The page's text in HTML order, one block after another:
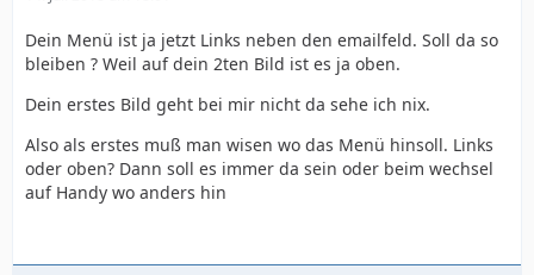
Dein Menü ist ja jetzt Links neben den emailfeld. Soll da so
bleiben ? Weil auf dein 2ten Bild ist es ja oben.
Dein erstes Bild geht bei mir nicht da sehe ich nix.
Also als erstes muß man wisen wo das Menü hinsoll. Links
oder oben? Dann soll es immer da sein oder beim wechsel
auf Handy wo anders hin